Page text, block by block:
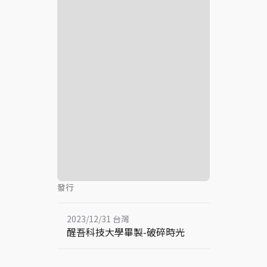
發行
2023/12/31 台灣
醒吾科技大學畢製-破碎時光